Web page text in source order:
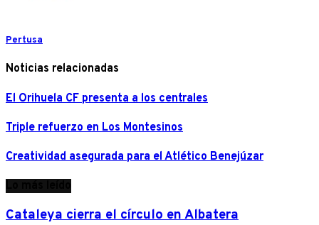
Pertusa
Noticias relacionadas
El Orihuela CF presenta a los centrales
Triple refuerzo en Los Montesinos
Creatividad asegurada para el Atlético Benejúzar
Cataleya cierra el círculo en Albatera